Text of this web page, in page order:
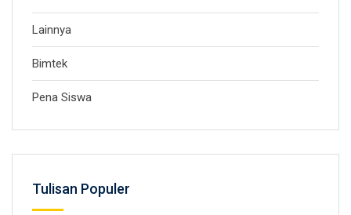
Lainnya
Bimtek
Pena Siswa
Tulisan Populer